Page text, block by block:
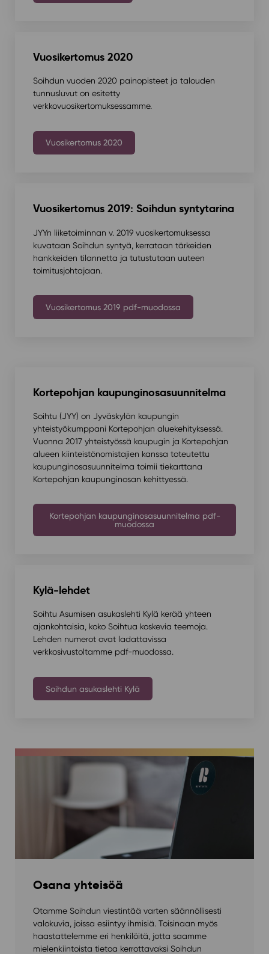
Vuosikertomus 2020
Soihdun vuoden 2020 painopisteet ja talouden
tunnusluvut on esitetty
verkkovuosikertomuksessamme.
Vuosikertomus 2020
Vuosikertomus 2019: Soihdun syntytarina
JYYn liiketoiminnan v. 2019 vuosikertomuksessa
kuvataan Soihdun syntyä, kerrataan tärkeiden
hankkeiden tilannetta ja tutustutaan uuteen
toimitusjohtajaan.
Vuosikertomus 2019 pdf-muodossa
Kortepohjan kaupunginosasuunnitelma
Soihtu (JYY) on Jyväskylän kaupungin
yhteistyökumppani Kortepohjan aluekehityksessä.
Vuonna 2017 yhteistyössä kaupugin ja Kortepohjan
alueen kiinteistönomistajien kanssa toteutettu
kaupunginosasuunnitelma toimii tiekarttana
Kortepohjan kaupunginosan kehittyessä.
Kortepohjan kaupunginosasuunnitelma pdf-
muodossa
Kylä-lehdet
Soihtu Asumisen asukaslehti Kylä kerää yhteen
ajankohtaisia, koko Soihtua koskevia teemoja.
Lehden numerot ovat ladattavissa
verkkosivustoltamme pdf-muodossa.
Soihdun asukaslehti Kylä
Osana yhteisöä
Otamme Soihdun viestintää varten säännöllisesti
valokuvia, joissa esiintyy ihmisiä. Toisinaan myös
haastattelemme eri henkilöitä, jotta saamme
mielenkiintoista tietoa kerrottavaksi Soihdun